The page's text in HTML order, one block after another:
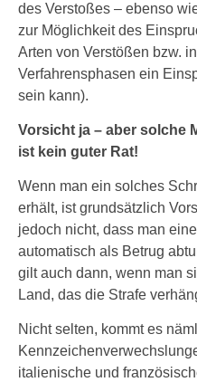
des Verstoßes – ebenso
zur Möglichkeit des
Arten von Verstößen bzw.
Verfahrensphasen ein
sein kann).
Vorsicht ja – aber solche
ist kein guter Rat!
Wenn man ein solches
erhält, ist grundsätzlich
jedoch nicht, dass man
automatisch als Betrug
gilt auch dann, wenn man
Land, das die Strafe
Nicht selten, kommt es
italienische und